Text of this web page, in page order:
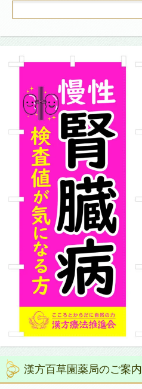
漢方百草園薬局のご案内